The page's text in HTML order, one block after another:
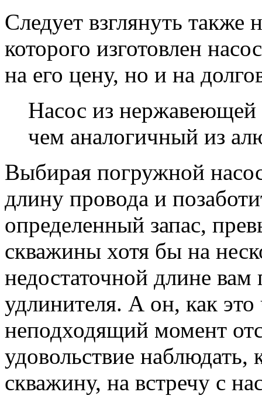
Следует взглянуть также
которого изготовлен
на его цену, но и на
Насос из
чем аналогичный из
Выбирая погружной
длину провода и
определенный запас,
скважины хотя бы на
недостаточной длине вам
удлинителя. А он, как
неподходящий момент
удовольствие наблюдать,
скважину, на встречу с